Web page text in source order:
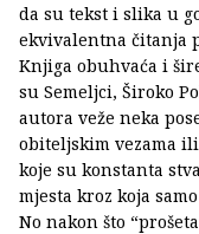
da su tekst i slika u
ekvivalentna čitanja
Knjiga obuhvaća i
su Semeljci, Široko
autora veže neka
obiteljskim vezama
koje su konstanta
mjesta kroz koja
No nakon što